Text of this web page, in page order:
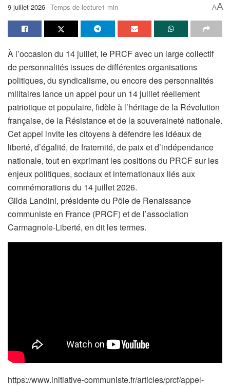
9 juillet 2026 Temps de lecture1 min AA
À l’occasion du 14 juillet, le PRCF avec un large collectif
de personnalités issues de différentes organisations
politiques, du syndicalisme, ou encore des personnalités
militaires lance un appel pour un 14 juillet réellement
patriotique et populaire, fidèle à l’héritage de la Révolution
française, de la Résistance et de la souveraineté nationale.
Cet appel invite les citoyens à défendre les idéaux de
liberté, d’égalité, de fraternité, de paix et d’indépendance
nationale, tout en exprimant les positions du PRCF sur les
enjeux politiques, sociaux et internationaux liés aux
commémorations du 14 juillet 2026.
Gilda Landini, présidente du Pôle de Renaissance
communiste en France (PRCF) et de l’association
Carmagnole-Liberté, en dit les termes.
https://www.initiative-communiste.fr/articles/prcf/appel-